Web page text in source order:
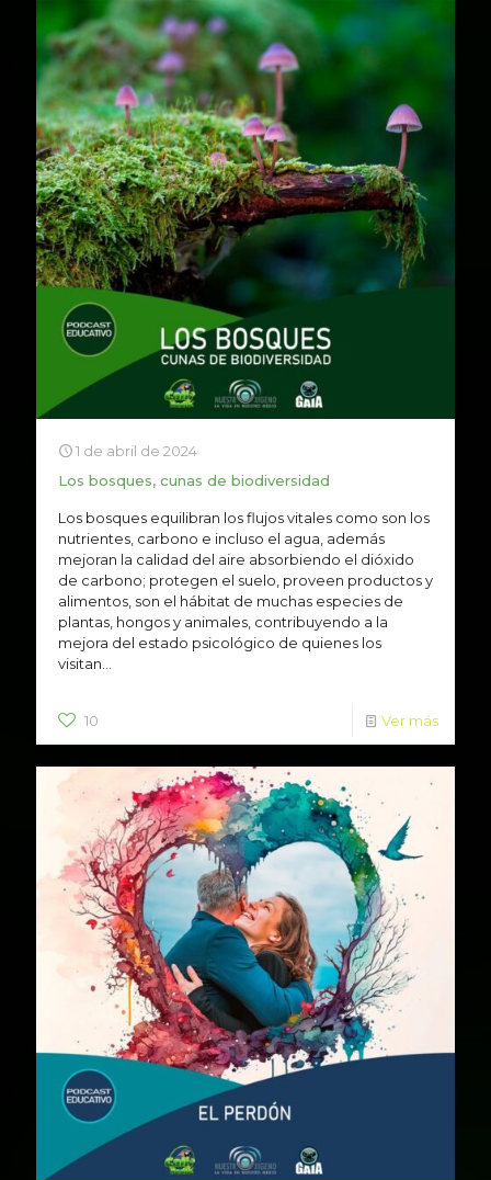
1 de abril de 2024
Los bosques, cunas de biodiversidad
Los bosques equilibran los flujos vitales como son los
nutrientes, carbono e incluso el agua, además
mejoran la calidad del aire absorbiendo el dióxido
de carbono; protegen el suelo, proveen productos y
alimentos, son el hábitat de muchas especies de
plantas, hongos y animales, contribuyendo a la
mejora del estado psicológico de quienes los
visitan...
10 Ver más